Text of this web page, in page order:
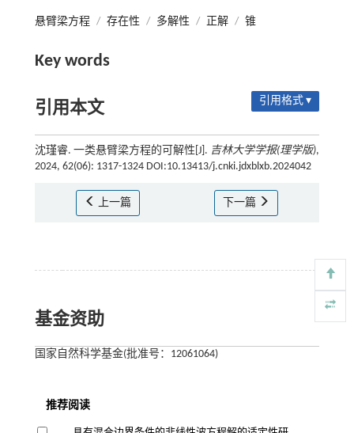
悬臂梁方程 / 存在性 / 多解性 / 正解 / 锥
Key words
引用本文 引用格式 ▾
沈瑾睿. 一类悬臂梁方程的可解性[J]. 吉林大学学报(理学版),
2024, 62(06): 1317-1324 DOI:10.13413/j.cnki.jdxblxb.2024042
上一篇 下一篇
基金资助
国家自然科学基金(批准号：12061064)